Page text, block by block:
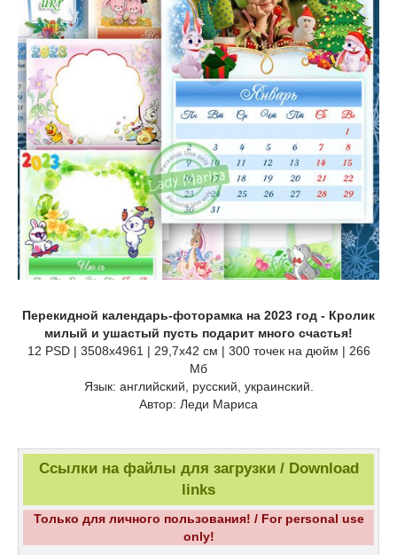
Перекидной календарь-фоторамка на 2023 год - Кролик
милый и ушастый пусть подарит много счастья!
12 PSD | 3508х4961 | 29,7х42 см | 300 точек на дюйм | 266
Мб
Язык: английский, русский, украинский.
Автор: Леди Мариса
Ссылки на файлы для загрузки / Download
links
Только для личного пользования! / For personal use
only!